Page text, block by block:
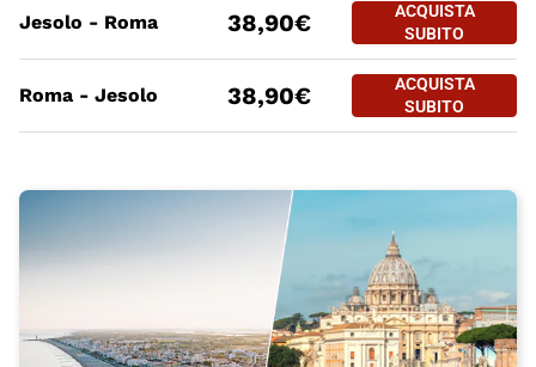
Jesolo - Roma
38,90€
ACQUISTA
SUBITOJESOLO -
PREZZO BIGLIETTO TRENO
ACQUISTA SUBITO
Roma - Jesolo 38,90€
ACQUISTA
SUBITOROMA -